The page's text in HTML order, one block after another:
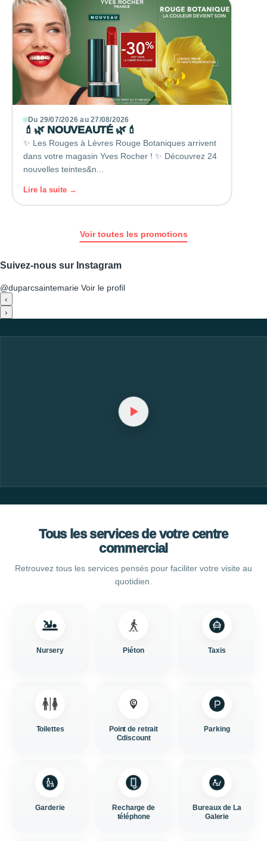
Du 29/07/2026 au 27/08/2026
💄🌿 NOUVEAUTÉ 🌿💄
✨ Les Rouges à Lèvres Rouge Botaniques arrivent
dans votre magasin Yves Rocher ! ✨ Découvrez 24
nouvelles teintes&n...
Lire la suite →
Voir toutes les promotions
Suivez-nous sur Instagram
@duparcsaintemarie Voir le profil
‹
›
Tous les services de votre centre
commercial
Retrouvez tous les services pensés pour faciliter votre visite au
quotidien.
Nursery Piéton Taxis
Toilettes
Point de retrait
Cdiscount
Parking
Garderie
Recharge de
téléphone
Bureaux de La
Galerie